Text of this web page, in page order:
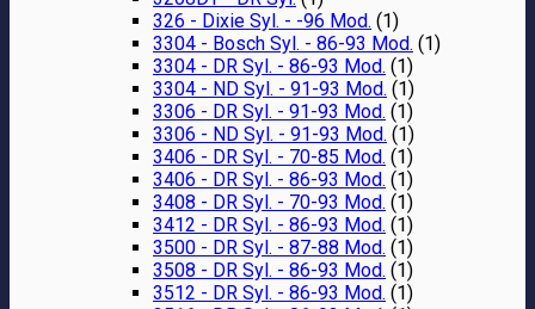
326 - Dixie Syl. - -96 Mod. (1)
3304 - Bosch Syl. - 86-93 Mod. (1)
3304 - DR Syl. - 86-93 Mod. (1)
3304 - ND Syl. - 91-93 Mod. (1)
3306 - DR Syl. - 91-93 Mod. (1)
3306 - ND Syl. - 91-93 Mod. (1)
3406 - DR Syl. - 70-85 Mod. (1)
3406 - DR Syl. - 86-93 Mod. (1)
3408 - DR Syl. - 70-93 Mod. (1)
3412 - DR Syl. - 86-93 Mod. (1)
3500 - DR Syl. - 87-88 Mod. (1)
3508 - DR Syl. - 86-93 Mod. (1)
3512 - DR Syl. - 86-93 Mod. (1)